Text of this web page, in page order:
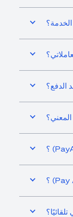
الدفع؟